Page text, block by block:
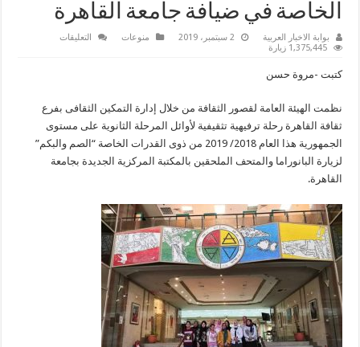
الخاصة في ضيافة جامعة القاهرة
بوابة الاخبار العربية 2 سبتمبر، 2019 منوعات التعليقات
في
جامعة
القاهرة
مغلقة
1,375,445 زيارة
كتبت -مروة حسن
نظمت الهيئة العامة لقصور الثقافة من خلال إدارة التمكين الثقافى بفرع
ثقافة القاهرة رحلة ترفيهية تثقيفية لأوائل المرحلة الثانوية على مستوى
الجمهورية هذا العام 2018/ 2019 من ذوى القدرات الخاصة “الصم والبكم”
لزيارة البانوراما والمتحف الملحقين بالمكتبة المركزية الجديدة بجامعة
القاهرة.